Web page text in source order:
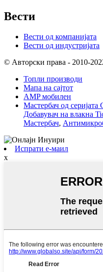
Вести
Вести од компанијата
Вести од индустријата
© Авторски права - 2010-
Топли производи
Мапа на сајтот
AMP мобилен
Мастербач од серијата
Добавувач на влакна
Мастербач,
Испрати е-маил
x